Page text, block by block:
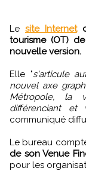
Le site Internet
tourisme (OT)
nouvelle version.
Elle "s'articule
nouvel axe
Métropole, la
différenciant et
communiqué
Le bureau
de son Venue
pour les